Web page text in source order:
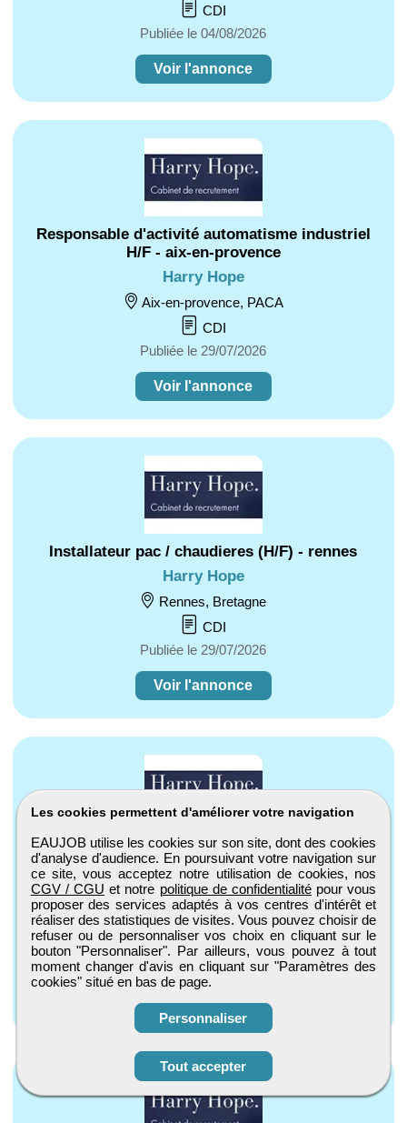
CDI
Publiée le 04/08/2026
Voir l'annonce
Responsable d'activité automatisme industriel
H/F - aix-en-provence
Harry Hope
Aix-en-provence, PACA
CDI
Publiée le 29/07/2026
Voir l'annonce
Installateur pac / chaudieres (H/F) - rennes
Harry Hope
Rennes, Bretagne
CDI
Publiée le 29/07/2026
Voir l'annonce
Technicien de maintenance chauffage gaz (H/F)
- rennes
Harry Hope
Rennes, Bretagne
CDI
Publiée le 29/07/2026
Voir l'annonce
Les cookies permettent d'améliorer votre navigation
EAUJOB utilise les cookies sur son site, dont des cookies
d'analyse d'audience. En poursuivant votre navigation sur
ce site, vous acceptez notre utilisation de cookies, nos
CGV / CGU et notre politique de confidentialité pour vous
proposer des services adaptés à vos centres d'intérêt et
réaliser des statistiques de visites. Vous pouvez choisir de
refuser ou de personnaliser vos choix en cliquant sur le
bouton "Personnaliser". Par ailleurs, vous pouvez à tout
moment changer d'avis en cliquant sur "Paramètres des
cookies" situé en bas de page.
Personnaliser
Tout accepter